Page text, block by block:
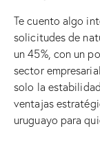
Te cuento algo
solicitudes de
un 45%, con un
sector
solo la
ventajas
uruguayo para